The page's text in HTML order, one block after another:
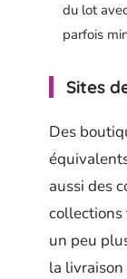
du lot
parfois
Sites
Des
aussi des
collections
un peu
la